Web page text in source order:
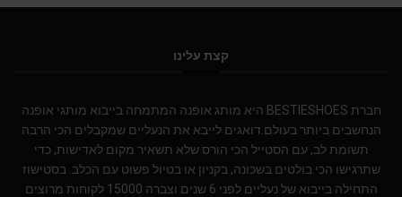
קצת עלינו
חברת BESTIESHOES היא מותג אופנה המתמחה בייבוא מותגי אופנה
הנחשבים ביותר בעולם.דואגים לייבא את הנעליים שמקבלים הכי הרבה
תשומת לב, עם הסטייל הכי הורס שלא תשאיר מקום לאדישות, כדי
שתרגישו הכי בולטים בשכונה, בקניון או בטיול פשוט עם הכלב. בסטישוז
התחילה בייבוא של נעליים לפני 6 שנים וצברה 15000 לקוחות מרוצים